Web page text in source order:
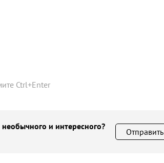
Ctrl+Enter
и интересного?
Отправить